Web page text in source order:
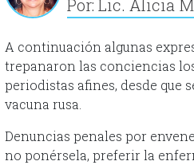
Por: Lic. Alicia
A continuación algunas
trepanaron las conciencias
periodistas afines, desde que
vacuna rusa.
Denuncias penales por
no ponérsela, preferir la